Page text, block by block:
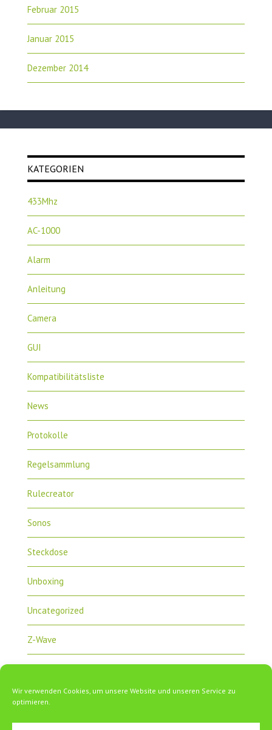
Wir verwenden Cookies, um unsere Website und unseren Service zu
optimieren.
Februar 2015
Januar 2015
Dezember 2014
KATEGORIEN
433Mhz
AC-1000
Alarm
Anleitung
Camera
GUI
Kompatibilitätsliste
News
Protokolle
Regelsammlung
Rulecreator
Sonos
Steckdose
Unboxing
Uncategorized
Z-Wave
ZipaTile